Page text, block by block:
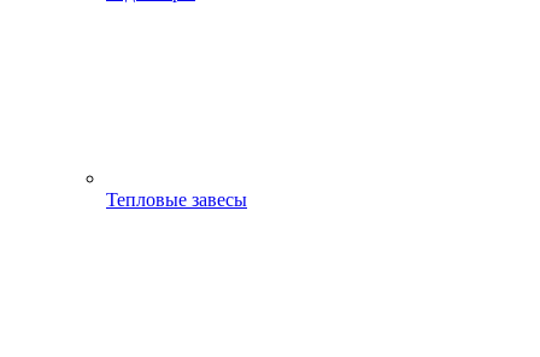
Тепловые завесы